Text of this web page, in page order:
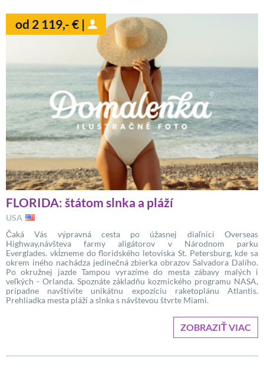
od 2 119,- € |
FLORIDA: štátom slnka a pláží
USA
Čaká Vás výpravná cesta po úžasnej diaľnici Overseas
Highway,návšteva farmy aligátorov v Národnom parku
Everglades. vkĺzneme do floridského letoviska St. Petersburg, kde sa
okrem iného nachádza jedinečná zbierka obrazov Salvadora Dalího.
Po okružnej jazde Tampou vyrazíme do mesta zábavy malých i
veľkých - Orlanda. Spoznáte základňu kozmického programu NASA,
prípadne navštívite unikátnu expozíciu raketoplánu Atlantis.
Prehliadka mesta pláží a slnka s návštevou štvrte Miami.
ZOBRAZIŤ VIAC